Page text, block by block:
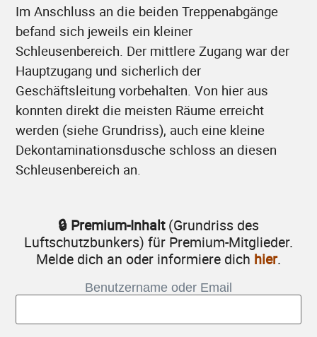
Im Anschluss an die beiden Treppenabgänge
befand sich jeweils ein kleiner
Schleusenbereich. Der mittlere Zugang war der
Hauptzugang und sicherlich der
Geschäftsleitung vorbehalten. Von hier aus
konnten direkt die meisten Räume erreicht
werden (siehe Grundriss), auch eine kleine
Dekontaminationsdusche schloss an diesen
Schleusenbereich an.
🔒 Premium-Inhalt(Grundriss des
Luftschutzbunkers) für Premium-Mitglieder.
Melde dich an oder informiere dich hier.
Benutzername oder Email